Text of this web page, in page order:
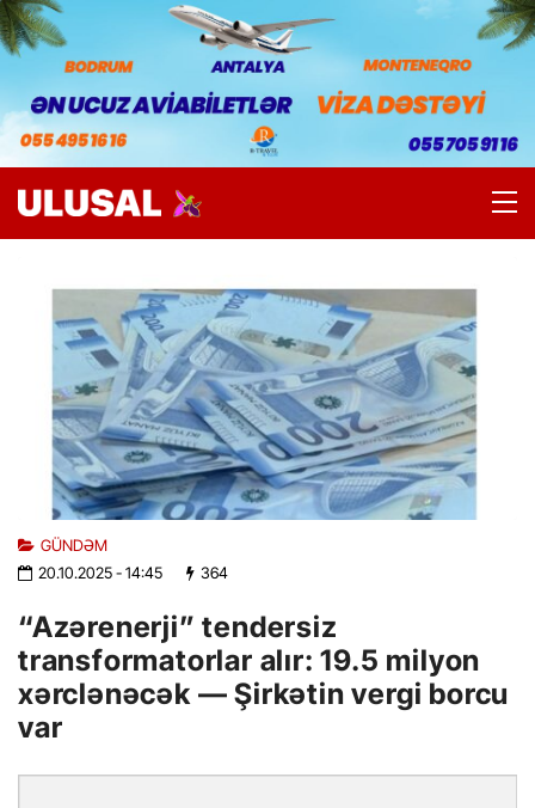
GÜNDƏM
20.10.2025- 14:45 364
“Azərenerji” tendersiz
transformatorlar alır: 19.5 milyon
xərclənəcək — Şirkətin vergi borcu
var